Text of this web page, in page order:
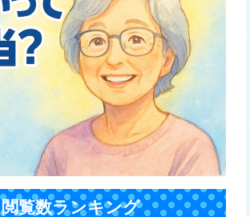
閲覧数ランキング